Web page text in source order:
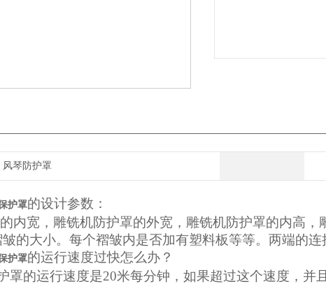
风琴防护罩
护罩的设计参数：
内宽，雕铣机防护罩的外宽，雕铣机防护罩的内高，
的大小。每个褶皱内是否加有塑料板等等。两端的连
护罩的运行速度过快怎么办？
罩的运行速度是20米每分钟，如果超过这个速度，并